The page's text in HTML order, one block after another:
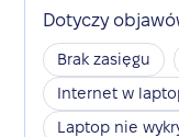
Dotyczy
Brak zasięgu
Internet w
Laptop nie